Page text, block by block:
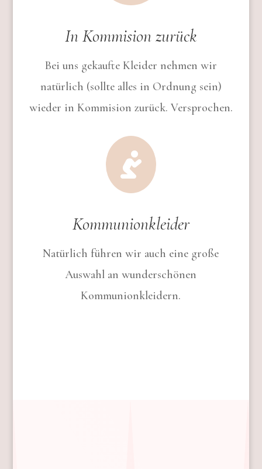
In Kommision zurück
Bei uns gekaufte Kleider nehmen wir
natürlich (sollte alles in Ordnung sein)
wieder in Kommision zurück. Versprochen.

Kommunionkleider
Natürlich führen wir auch eine große
Auswahl an wunderschönen
Kommunionkleidern.